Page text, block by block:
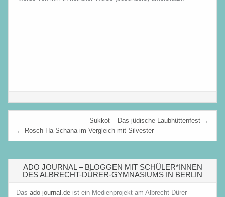
BeitragsnavigationSukkot – Das jüdische Laubhüttenfest →
← Rosch Ha-Schana im Vergleich mit Silvester
ADO JOURNAL – BLOGGEN MIT SCHÜLER*INNEN
DES ALBRECHT-DÜRER-GYMNASIUMS IN BERLIN
Das ado-journal.de ist ein Medienprojekt am Albrecht-Dürer-